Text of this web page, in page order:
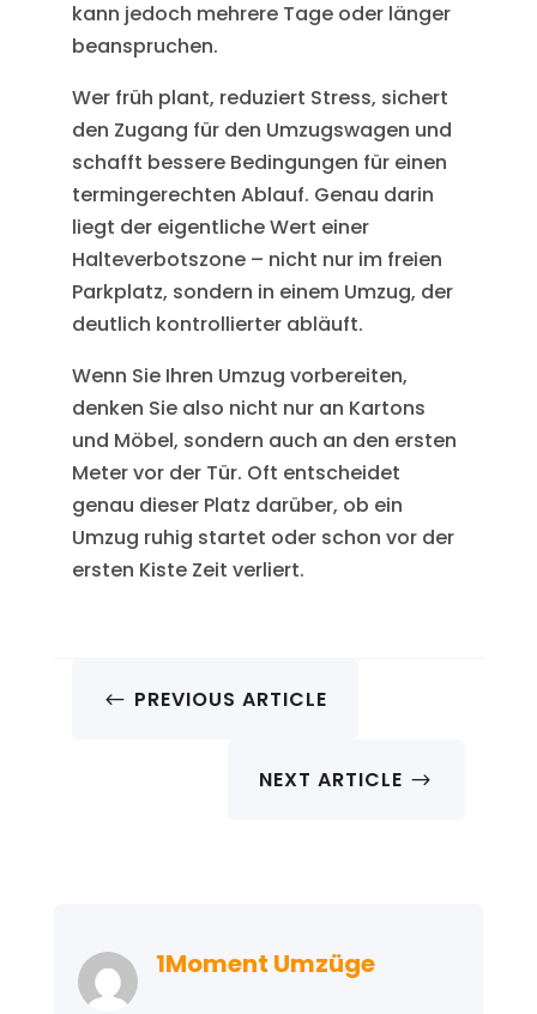
kann jedoch mehrere Tage oder länger
beanspruchen.
Wer früh plant, reduziert Stress, sichert
den Zugang für den Umzugswagen und
schafft bessere Bedingungen für einen
termingerechten Ablauf. Genau darin
liegt der eigentliche Wert einer
Halteverbotszone – nicht nur im freien
Parkplatz, sondern in einem Umzug, der
deutlich kontrollierter abläuft.
Wenn Sie Ihren Umzug vorbereiten,
denken Sie also nicht nur an Kartons
und Möbel, sondern auch an den ersten
Meter vor der Tür. Oft entscheidet
genau dieser Platz darüber, ob ein
Umzug ruhig startet oder schon vor der
ersten Kiste Zeit verliert.
# PREVIOUS ARTICLE
NEXT ARTICLE $
1Moment Umzüge